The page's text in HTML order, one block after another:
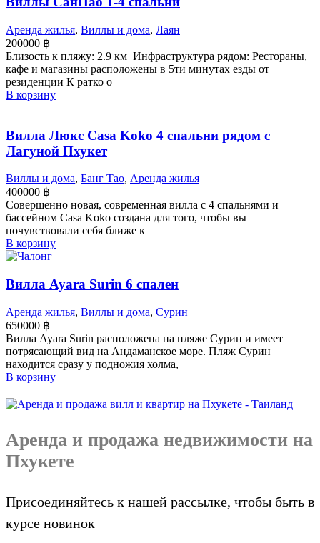
Аренда жилья, Виллы и дома, Лаян
200000 ฿
Близость к пляжу: 2.9 км Инфраструктура рядом: Рестораны,
кафе и магазины расположены в 5ти минутах езды от
резиденции К ратко о
В корзину
Вилла Люкс Casa Koko 4 спальни рядом с
Лагуной Пхукет
Виллы и дома, Банг Тао, Аренда жилья
400000 ฿
Совершенно новая, современная вилла с 4 спальнями и
бассейном Casa Koko создана для того, чтобы вы
почувствовали себя ближе к
В корзину
Вилла Ayara Surin 6 спален
Аренда жилья, Виллы и дома, Сурин
650000 ฿
Вилла Ayara Surin расположена на пляже Сурин и имеет
потрясающий вид на Андаманское море. Пляж Сурин
находится сразу у подножия холма,
В корзину
Аренда и продажа недвижимости на
Пхукете
Присоединяйтесь к нашей рассылке, чтобы быть в
курсе новинок